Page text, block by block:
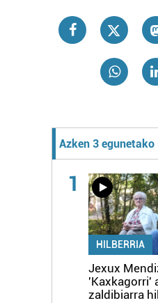
Azken 3
1
HILBERRIA
Jexux
'Kaxkagorri'
zaldibiarra